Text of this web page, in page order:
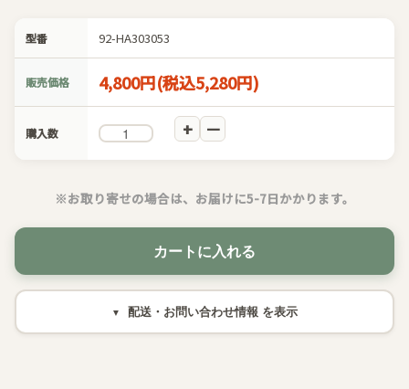
型番 92-HA303053
販売価格 4,800円(税込5,280円)
購入数
※お取り寄せの場合は、お届けに5-7日かかります。
カートに入れる
配送・お問い合わせ情報